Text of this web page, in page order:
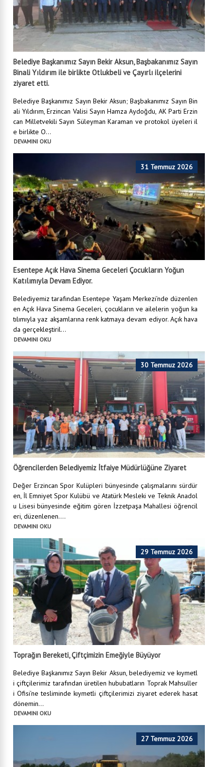
Belediye Başkanımız Sayın Bekir Aksun, Başbakanımız Sayın
Binali Yıldırım ile birlikte Otlukbeli ve Çayırlı ilçelerini
ziyaret etti.
Belediye Başkanımız Sayın Bekir Aksun; Başbakanımız Sayın Bin
ali Yıldırım, Erzincan Valisi Sayın Hamza Aydoğdu, AK Parti Erzin
can Milletvekili Sayın Süleyman Karaman ve protokol üyeleri il
e birlikte O...
DEVAMINI OKU
31 Temmuz 2026
Esentepe Açık Hava Sinema Geceleri Çocukların Yoğun
Katılımıyla Devam Ediyor.
Belediyemiz tarafından Esentepe Yaşam Merkezi’nde düzenlen
en Açık Hava Sinema Geceleri, çocukların ve ailelerin yoğun ka
tılımıyla yaz akşamlarına renk katmaya devam ediyor. Açık hava
da gerçekleştiril...
DEVAMINI OKU
30 Temmuz 2026
Öğrencilerden Belediyemiz İtfaiye Müdürlüğüne Ziyaret
Değer Erzincan Spor Kulüpleri bünyesinde çalışmalarını sürdür
en, İl Emniyet Spor Kulübü ve Atatürk Mesleki ve Teknik Anadol
u Lisesi bünyesinde eğitim gören İzzetpaşa Mahallesi öğrencil
eri, düzenlenen....
DEVAMINI OKU
29 Temmuz 2026
Toprağın Bereketi, Çiftçimizin Emeğiyle Büyüyor
Belediye Başkanımız Sayın Bekir Aksun, belediyemiz ve kıymetl
i çiftçilerimiz tarafından üretilen hububatların Toprak Mahsuller
i Ofisi’ne tesliminde kıymetli çiftçilerimizi ziyaret ederek hasat
dönemin...
DEVAMINI OKU
27 Temmuz 2026